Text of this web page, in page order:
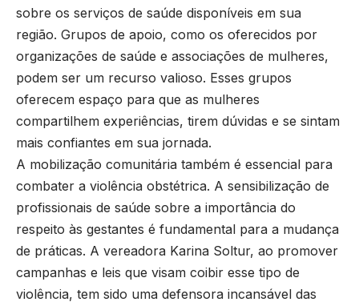
sobre os serviços de saúde disponíveis em sua
região. Grupos de apoio, como os oferecidos por
organizações de saúde e associações de mulheres,
podem ser um recurso valioso. Esses grupos
oferecem espaço para que as mulheres
compartilhem experiências, tirem dúvidas e se sintam
mais confiantes em sua jornada.
A mobilização comunitária também é essencial para
combater a violência obstétrica. A sensibilização de
profissionais de saúde sobre a importância do
respeito às gestantes é fundamental para a mudança
de práticas. A vereadora Karina Soltur, ao promover
campanhas e leis que visam coibir esse tipo de
violência, tem sido uma defensora incansável das